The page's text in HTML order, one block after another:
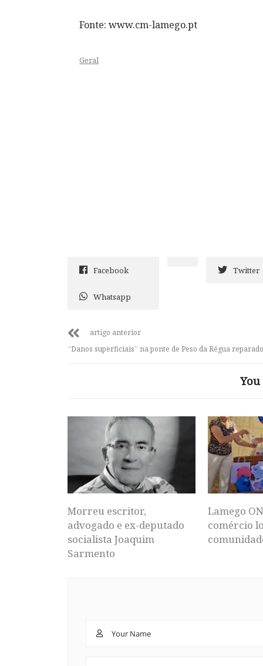
Fonte: www.cm-lamego.pt
Geral
Facebook Twitter
Whatsapp
artigo anterior
“Danos superficiais” na ponte de Peso da Régua
Morreu escritor,
advogado e ex-deputado
socialista Joaquim
Sarmento
Lamego
comércio